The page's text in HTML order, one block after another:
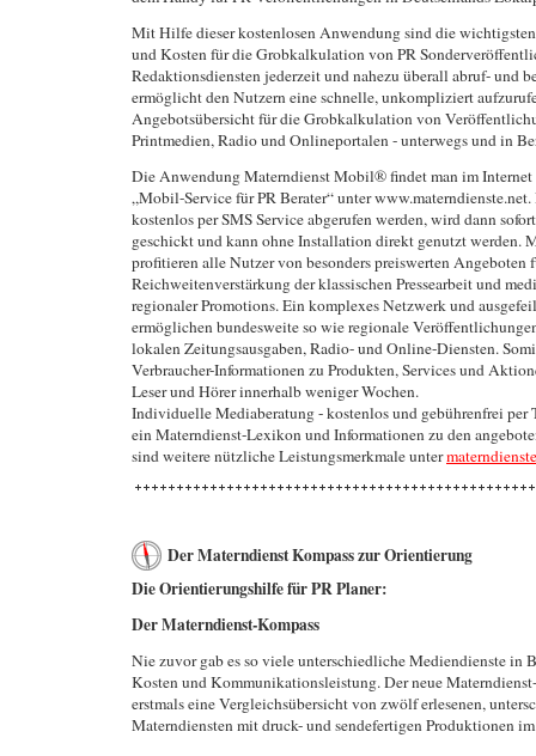
Mit Hilfe dieser kostenlosen Anwendung sind die
und Kosten für die Grobkalkulation von PR
Redaktionsdiensten jederzeit und nahezu überall abruf- und
ermöglicht den Nutzern eine schnelle, unkompliziert
Angebotsübersicht für die Grobkalkulation von
Printmedien, Radio und Onlineportalen - unterwegs und in
Die Anwendung Materndienst Mobil® findet man im
„Mobil-Service für PR Berater“ unter
kostenlos per SMS Service abgerufen werden, wird dann
geschickt und kann ohne Installation direkt genutzt werden.
profitieren alle Nutzer von besonders preiswerten Angeboten
Reichweitenverstärkung der klassischen Pressearbeit und
regionaler Promotions. Ein komplexes Netzwerk und
ermöglichen bundesweite so wie regionale
lokalen Zeitungsausgaben, Radio- und Online-Diensten.
Verbraucher-Informationen zu Produkten, Services und
Leser und Hörer innerhalb weniger Wochen.
Individuelle Mediaberatung - kostenlos und gebührenfrei per
ein Materndienst-Lexikon und Informationen zu den
sind weitere nützliche Leistungsmerkmale unter
Der Materndienst Kompass zur Orientierung
Die Orientierungshilfe für PR Planer:
Der Materndienst-Kompass
Nie zuvor gab es so viele unterschiedliche Mediendienste in
Kosten und Kommunikationsleistung. Der neue
erstmals eine Vergleichsübersicht von zwölf erlesenen,
Materndiensten mit druck- und sendefertigen Produktionen